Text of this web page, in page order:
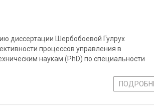
диссертации Шербобоевой Гулрух
процессов управления в
наукам (PhD) по специальности